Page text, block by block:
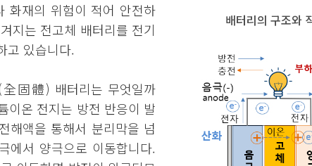
배터리의 구조와
화재의 위험이 적어 안전하
지는 전고체 배터리를 전기
고 있습니다.
全固體) 배터리는 무엇일까
이온 전지는 방전 반응이 발
해액을 통해서 분리막을 넘
에서 양극으로 이동합니다.